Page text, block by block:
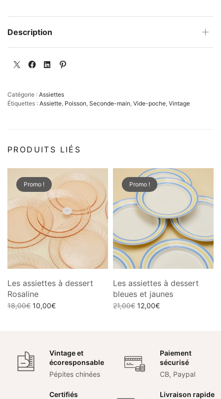
Description
Catégorie : Assiettes
Étiquettes : Assiette Poisson Seconde-main Vide-poche Vintage
PRODUITS LIÉS
Promo !
Les assiettes à dessert
Rosaline
18,00€ Le prix
10,00€Le prix
Promo !
Les assiettes à dessert
bleues et jaunes
21,00€ Le prix
12,00€Le prix
Vintage et
écoresponsable
Pépites chinées
Paiement
sécurisé
CB, Paypal
Certifiés
Livraison rapide